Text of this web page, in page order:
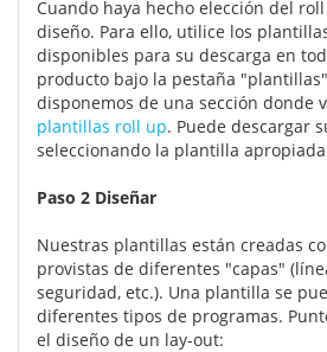
Cuando haya hecho elección del
diseño. Para ello, utilice los
disponibles para su descarga en
producto bajo la pestaña
disponemos de una sección donde
plantillas roll up. Puede descargar
seleccionando la plantilla
Paso 2 Diseñar
Nuestras plantillas están creadas
provistas de diferentes "capas"
seguridad, etc.). Una plantilla se
diferentes tipos de programas.
el diseño de un lay-out: